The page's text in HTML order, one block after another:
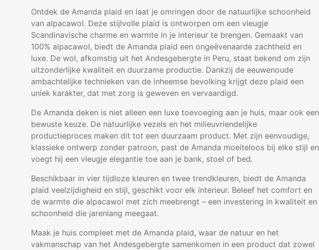
Ontdek de Amanda plaid en laat je omringen door de natuurlijke schoonheid
van alpacawol. Deze stijlvolle plaid is ontworpen om een vleugje
Scandinavische charme en warmte in je interieur te brengen. Gemaakt van
100% alpacawol, biedt de Amanda plaid een ongeëvenaarde zachtheid en
luxe. De wol, afkomstig uit het Andesgebergte in Peru, staat bekend om zijn
uitzonderlijke kwaliteit en duurzame productie. Dankzij de eeuwenoude
ambachtelijke technieken van de inheemse bevolking krijgt deze plaid een
uniek karakter, dat met zorg is geweven en vervaardigd.
De Amanda deken is niet alleen een luxe toevoeging aan je huis, maar ook een
bewuste keuze. De natuurlijke vezels en het milieuvriendelijke
productieproces maken dit tot een duurzaam product. Met zijn eenvoudige,
klassieke ontwerp zonder patroon, past de Amanda moeiteloos bij elke stijl en
voegt hij een vleugje elegantie toe aan je bank, stoel of bed.
Beschikbaar in vier tijdloze kleuren en twee trendkleuren, biedt de Amanda
plaid veelzijdigheid en stijl, geschikt voor elk interieur. Beleef het comfort en
de warmte die alpacawol met zich meebrengt – een investering in kwaliteit en
schoonheid die jarenlang meegaat.
Maak je huis compleet met de Amanda plaid, waar de natuur en het
vakmanschap van het Andesgebergte samenkomen in een product dat zowel